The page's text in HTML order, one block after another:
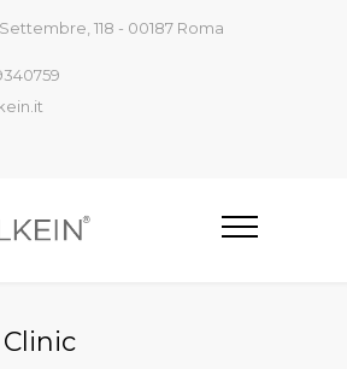
118 - 00187 Roma